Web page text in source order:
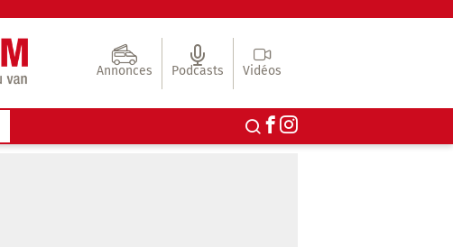
Annonces Podcasts Vidéos